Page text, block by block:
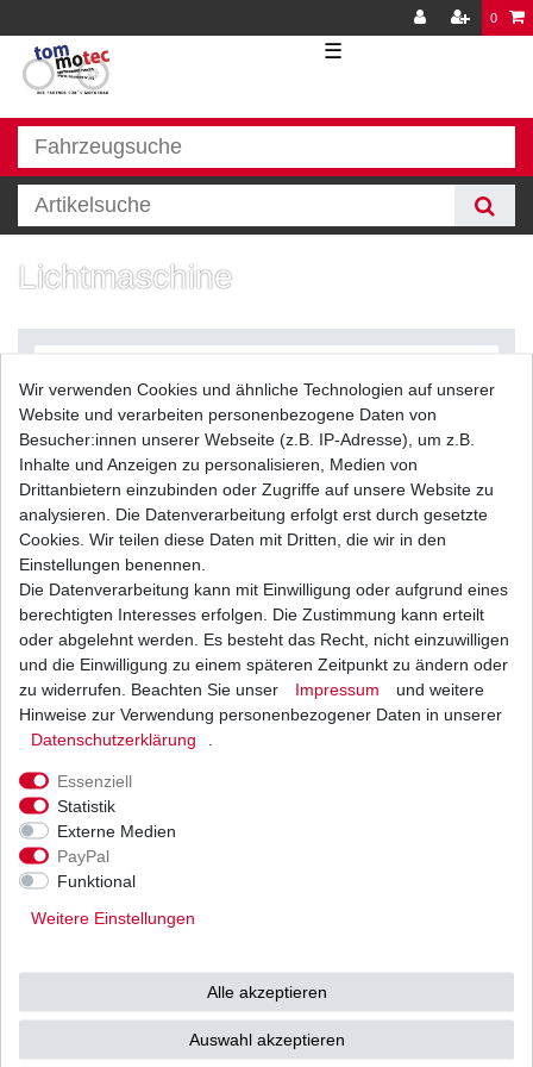
0
☰
Lichtmaschine
Filter
Dichtung Lichtmaschine Suzuki GS 500 BK
GM51 1989 - 2009
UVP 10,75 € 8,30 € *
1 Stück | 8,30 € / Stück
inkl. ges. MwSt. zzgl.
Versand
Ab einem Warenwert von
500 Euro versenden wir
53783 Eitorf (
unbedingt Termin
Wir verwenden Cookies und ähnliche Technologien auf unserer
Website und verarbeiten personenbezogene Daten von
Besucher:innen unserer Webseite (z.B. IP-Adresse), um z.B.
Inhalte und Anzeigen zu personalisieren, Medien von
Drittanbietern einzubinden oder Zugriffe auf unsere Website zu
analysieren. Die Datenverarbeitung erfolgt erst durch gesetzte
Cookies. Wir teilen diese Daten mit Dritten, die wir in den
Einstellungen benennen.
Die Datenverarbeitung kann mit Einwilligung oder aufgrund eines
berechtigten Interesses erfolgen. Die Zustimmung kann erteilt
oder abgelehnt werden. Es besteht das Recht, nicht einzuwilligen
und die Einwilligung zu einem späteren Zeitpunkt zu ändern oder
zu widerrufen. Beachten Sie unser
Impressum
und weitere
Hinweise zur Verwendung personenbezogener Daten in unserer
Daten­schutz­erklärung
Essenziell
Statistik
Externe Medien
PayPal
Funktional
Weitere Einstellungen
Alle akzeptieren
Auswahl akzeptieren